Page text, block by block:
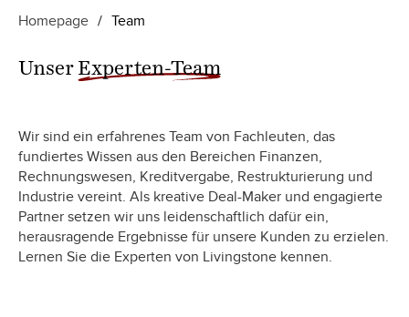
Homepage / Team
Unser Experten-Team
Wir sind ein erfahrenes Team von Fachleuten, das
fundiertes Wissen aus den Bereichen Finanzen,
Rechnungswesen, Kreditvergabe, Restrukturierung und
Industrie vereint. Als kreative Deal-Maker und engagierte
Partner setzen wir uns leidenschaftlich dafür ein,
herausragende Ergebnisse für unsere Kunden zu erzielen.
Lernen Sie die Experten von Livingstone kennen.